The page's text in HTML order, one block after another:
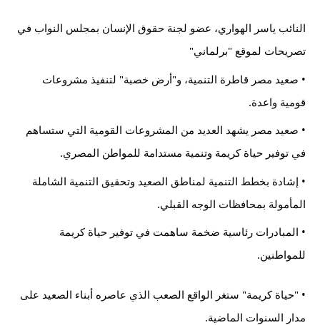
النائب ياسر الهواري
تصريحات لموقع "برلماني"
قومية واعدة.
في توفير حياة كريمة وتنمية مستدامة للمواطن المصري.
المأمولة بمحافظات الوجه القبلي.
للمواطنين.
مدار السنوات الماضية.